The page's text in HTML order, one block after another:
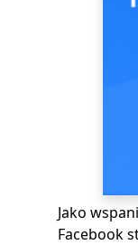
Jako
Facebook